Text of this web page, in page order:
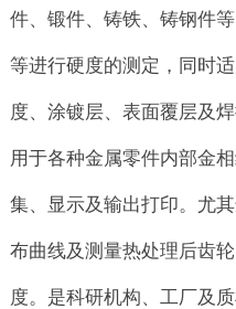
件、锻件、铸铁、铸钢件
等进行硬度的测定，同时
度、涂镀层、表面覆层及
用于各种金属零件内部金
集、显示及输出打印。尤
布曲线及测量热处理后齿
度。是科研机构、工厂及